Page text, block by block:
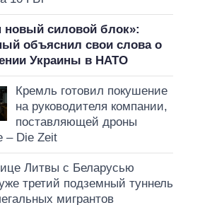
новый силовой блок»:
объяснил свои слова о
Украины в НАТО
Кремль готовил покушение
на руководителя компании,
поставляющей дроны
– Die Zeit
Литвы с Беларусью
третий подземный туннель
мигрантов